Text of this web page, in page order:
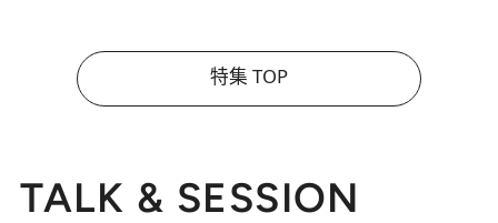
特集 TOP
TALK & SESSION